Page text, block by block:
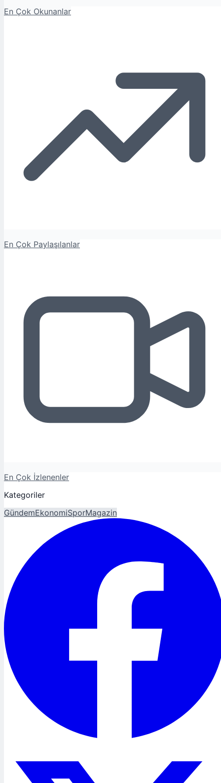
En Çok Okunanlar
En Çok Paylaşılanlar
En Çok İzlenenler
Kategoriler
GündemEkonomiSporMagazin